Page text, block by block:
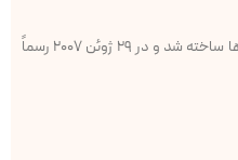
نسخه ۳ برای تلاش برای رفع این نگرانی‌ها ساخته شد و در ۲۹ ژوئن ۲۰۰۷ رسماً